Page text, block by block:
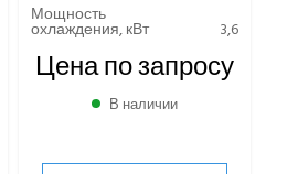
Мощность
охлаждения, кВт 3,6
Цена по запросу
В наличии